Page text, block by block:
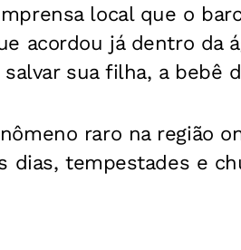
local que o
acordou já dentro da
sua filha, a bebê
raro na região
dias, tempestades e